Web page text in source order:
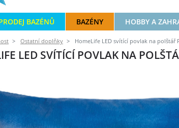
BAZÉNŮ BAZÉNY HOBBY A
Ostatní doplňky HomeLife LED svítící povlak na polštář
LED SVÍTÍCÍ POVLAK NA